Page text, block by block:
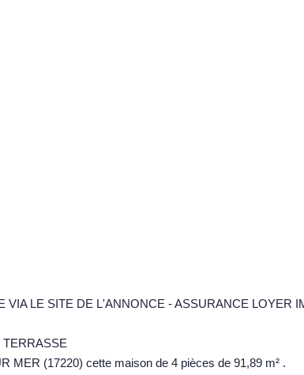
LE SITE DE L'ANNONCE - ASSURANCE LOYER
MER (17220) cette maison de 4 pièces de 91,89 m² .